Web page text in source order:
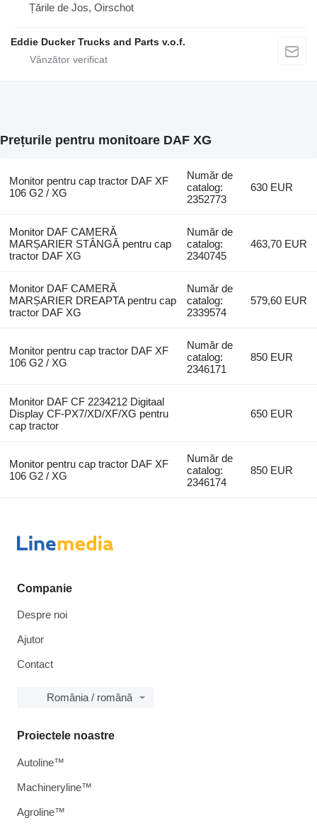
Țările de Jos, Oirschot
Eddie Ducker Trucks and Parts v.o.f.
Prețurile pentru monitoare DAF XG
Monitor pentru cap tractor DAF XF
106 G2 / XG
Număr de
catalog:
2352773
630 EUR
Monitor DAF CAMERĂ
MARȘARIER STÂNGĂ pentru cap
tractor DAF XG
Număr de
catalog:
2340745
463,70 EUR
Monitor DAF CAMERĂ
MARȘARIER DREAPTA pentru cap
tractor DAF XG
Număr de
catalog:
2339574
579,60 EUR
Monitor pentru cap tractor DAF XF
106 G2 / XG
Număr de
catalog:
2346171
850 EUR
Monitor DAF CF 2234212 Digitaal
Display CF-PX7/XD/XF/XG pentru
cap tractor
650 EUR
Monitor pentru cap tractor DAF XF
106 G2 / XG
Număr de
catalog:
2346174
850 EUR
Companie
Despre noi
Ajutor
Contact
România / română
Proiectele noastre
Autoline™
Machineryline™
Agroline™